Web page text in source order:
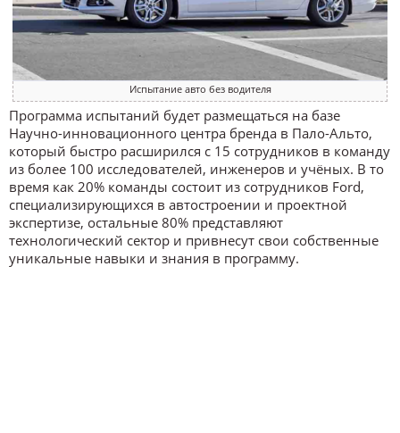
Испытание авто без водителя
Программа испытаний будет размещаться на базе
Научно-инновационного центра бренда в Пало-Альто,
который быстро расширился с 15 сотрудников в команду
из более 100 исследователей, инженеров и учёных. В то
время как 20% команды состоит из сотрудников Ford,
специализирующихся в автостроении и проектной
экспертизе, остальные 80% представляют
технологический сектор и привнесут свои собственные
уникальные навыки и знания в программу.